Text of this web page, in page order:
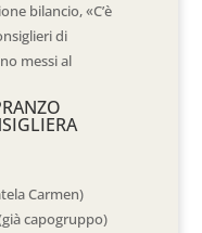
bilancio, «C’è
di
messi al
Carmen)
capogruppo)